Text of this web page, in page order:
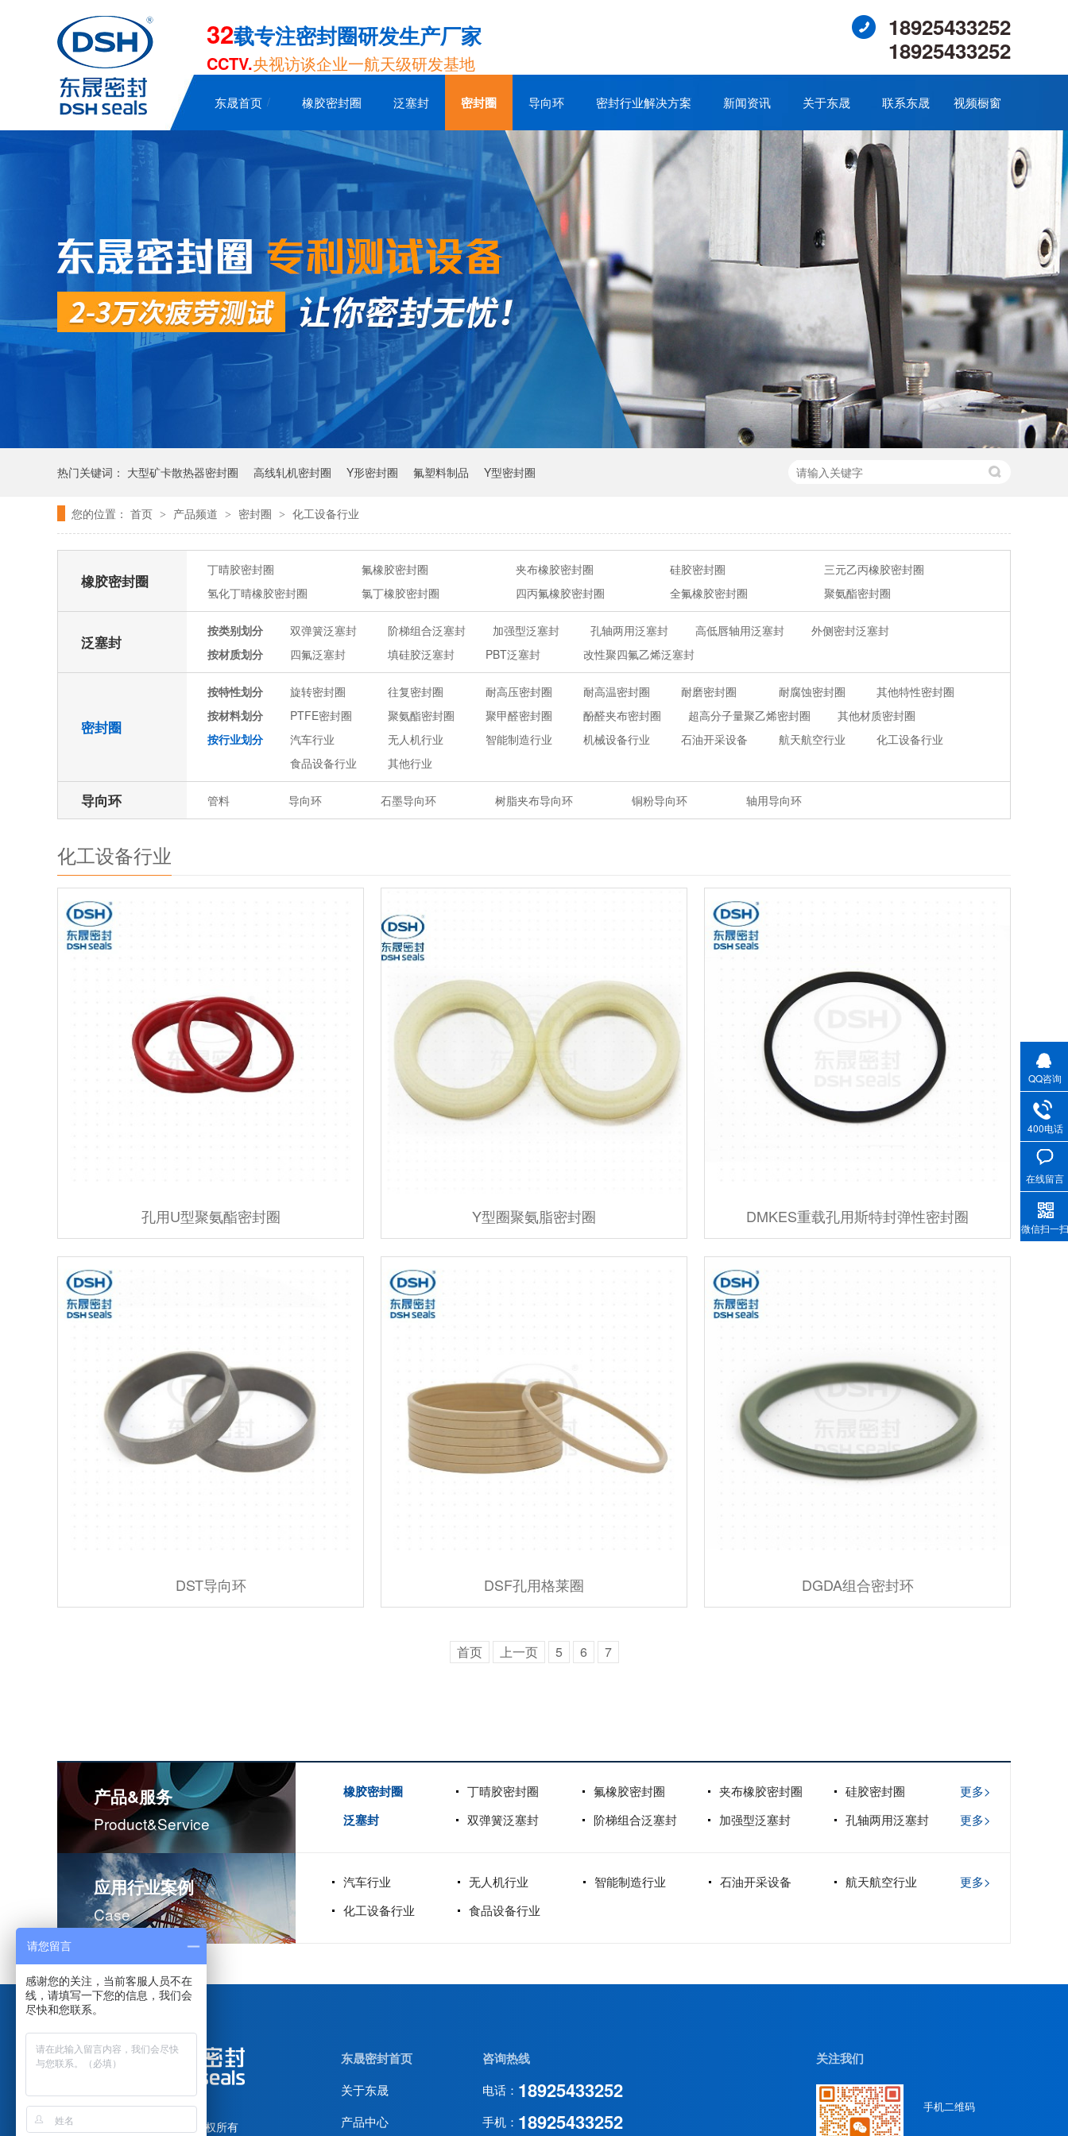
32载专注密封圈研发生产厂家
CCTV.央视访谈企业一航天级研发基地
18925433252
18925433252
东晟首页 橡胶密封圈 泛塞封 密封圈 导向环 密封行业解决方案 新闻资讯 关于东晟 联系东晟 视频橱窗
热门关键词： 大型矿卡散热器密封圈 高线轧机密封圈 Y形密封圈 氟塑料制品 Y型密封圈
您的位置： 首页 > 产品频道 > 密封圈 > 化工设备行业
橡胶密封圈
丁晴胶密封圈 氟橡胶密封圈 夹布橡胶密封圈 硅胶密封圈
三元乙丙橡胶密封圈
氢化丁晴橡胶密封圈
氯丁橡胶密封圈 四丙氟橡胶密封圈 全氟橡胶密封圈 聚氨酯密封圈
泛塞封
按类别划分 双弹簧泛塞封 阶梯组合泛塞封 加强型泛塞封 孔轴两用泛塞封 高低唇轴用泛塞封
外侧密封泛塞封
按材质划分
四氟泛塞封 填硅胶泛塞封 PBT泛塞封 改性聚四氟乙烯泛塞封
密封圈
按特性划分 旋转密封圈 往复密封圈 耐高压密封圈 耐高温密封圈 耐磨密封圈 耐腐蚀密封圈
其他特性密封圈
按材料划分
PTFE密封圈 聚氨酯密封圈 聚甲醛密封圈 酚醛夹布密封圈 超高分子量聚乙烯密封圈
其他材质密封圈
按行业划分
汽车行业 无人机行业 智能制造行业 机械设备行业 石油开采设备 航天航空行业
化工设备行业
食品设备行业
其他行业
导向环 管料 导向环 石墨导向环 树脂夹布导向环 铜粉导向环 轴用导向环
化工设备行业
孔用U型聚氨酯密封圈 Y型圈聚氨脂密封圈 DMKES重载孔用斯特封弹性密封圈
DST导向环 DSF孔用格莱圈 DGDA组合密封环
首页 上一页 5 6 7
产品&服务
Product&service
橡胶密封圈 丁晴胶密封圈 氟橡胶密封圈 夹布橡胶密封圈 硅胶密封圈 更多>
泛塞封 双弹簧泛塞封 阶梯组合泛塞封 加强型泛塞封 孔轴两用泛塞封 更多>
应用行业案例
Case
汽车行业 无人机行业 智能制造行业 石油开采设备
航天航空行业
化工设备行业
食品设备行业
更多>
广东东晟密封科技有限公司 版权所有
东晟密封首页
关于东晟
产品中心
咨询热线
电话： 18925433252
手机： 18925433252
关注我们
手机二维码
QQ咨询
400电话
在线留言
微信扫一扫
请您留言
感谢您的关注，当前客服人员不在
线，请填写一下您的信息，我们会
尽快和您联系。